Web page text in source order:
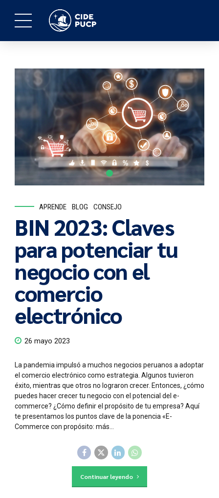
APRENDE BLOG CONSEJO
BIN 2023: Claves
para potenciar tu
negocio con el
comercio
electrónico
26 mayo 2023
La pandemia impulsó a muchos negocios peruanos a adoptar
el comercio electrónico como estrategia. Algunos tuvieron
éxito, mientras que otros no lograron crecer. Entonces, ¿cómo
puedes hacer crecer tu negocio con el potencial del e-
commerce? ¿Cómo definir el propósito de tu empresa? Aquí
te presentamos los puntos clave de la ponencia «E-
Commerce con propósito: más...
Continuar leyendo